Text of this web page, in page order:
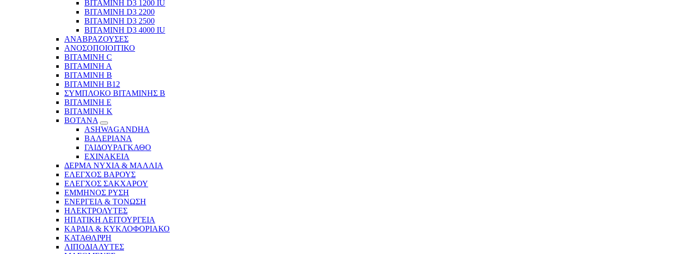
ΒΙΤΑΜΙΝΗ D3 1200 IU
ΒΙΤΑΜΙΝΗ D3 2200
ΒΙΤΑΜΙΝΗ D3 2500
BITAMINH D3 4000 IU
ΑΝΑΒΡΑΖΟΥΣΕΣ
ΑΝΟΣΟΠΟΙΟΙΤΙΚΟ
ΒΙΤΑΜΙΝΗ C
ΒΙΤΑΜΙΝΗ Α
ΒΙΤΑΜΙΝΗ Β
ΒΙΤΑΜΙΝΗ Β12
ΣΥΜΠΛΟΚΟ ΒΙΤΑΜΙΝΗΣ Β
ΒΙΤΑΜΙΝΗ Ε
ΒΙΤΑΜΙΝΗ Κ
ΒΟΤΑΝΑ
ASHWAGANDHA
ΒΑΛΕΡΙΑΝΑ
ΓΑΙΔΟΥΡΑΓΚΑΘΟ
ΕΧΙΝΑΚΕΙΑ
ΔΕΡΜΑ ΝΥΧΙΑ & ΜΑΛΛΙΑ
ΕΛΕΓΧΟΣ ΒΑΡΟΥΣ
ΕΛΕΓΧΟΣ ΣΑΚΧΑΡΟΥ
ΕΜΜΗΝΟΣ ΡΥΣΗ
ΕΝΕΡΓΕΙΑ & ΤΟΝΩΣΗ
ΗΛΕΚΤΡΟΛΥΤΕΣ
ΗΠΑΤΙΚΗ ΛΕΙΤΟΥΡΓΕΙΑ
ΚΑΡΔΙΑ & ΚΥΚΛΟΦΟΡΙΑΚΟ
ΚΑΤΑΘΛΙΨΗ
ΛΙΠΟΔΙΑΛΥΤΕΣ